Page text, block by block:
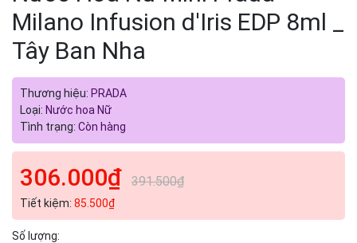
Milano Infusion d'Iris EDP 8ml _
Tây Ban Nha
Thương hiệu: PRADA
Loại: Nước hoa Nữ
Tình trạng: Còn hàng
306.000₫ 391.500₫
Tiết kiệm: 85.500₫
Số lượng: